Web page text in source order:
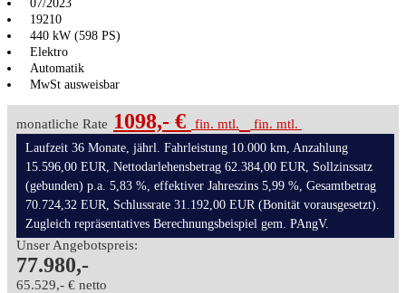
07/2023
19210
440 kW (598 PS)
Elektro
Automatik
MwSt ausweisbar
monatliche Rate 1098,- € fin. mtl. fin. mtl.
Laufzeit 36 Monate, jährl. Fahrleistung 10.000 km, Anzahlung
15.596,00 EUR, Nettodarlehensbetrag 62.384,00 EUR, Sollzinssatz
(gebunden) p.a. 5,83 %, effektiver Jahreszins 5,99 %, Gesamtbetrag
70.724,32 EUR, Schlussrate 31.192,00 EUR (Bonität vorausgesetzt).
Zugleich repräsentatives Berechnungsbeispiel gem. PAngV.
Unser Angebotspreis:
77.980,-
65.529,- € netto